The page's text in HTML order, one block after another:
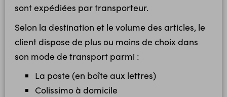
sont expédiées par transporteur.
Selon la destination et le volume des articles, le
client dispose de plus ou moins de choix dans
son mode de transport parmi :
La poste (en boîte aux lettres)
Colissimo à domicile